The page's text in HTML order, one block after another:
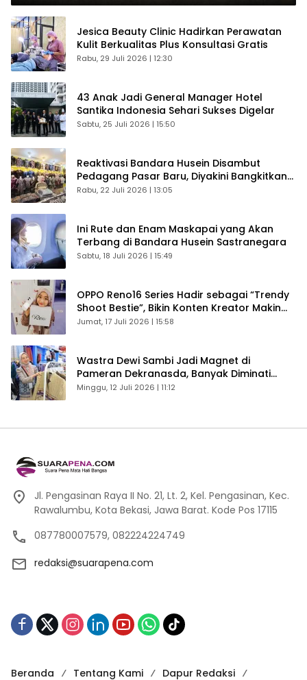
Jesica Beauty Clinic Hadirkan Perawatan
Kulit Berkualitas Plus Konsultasi Gratis
Rabu, 29 Juli 2026 | 12:30
43 Anak Jadi General Manager Hotel
Santika Indonesia Sehari Sukses Digelar
Sabtu, 25 Juli 2026 | 15:50
Reaktivasi Bandara Husein Disambut
Pedagang Pasar Baru, Diyakini Bangkitkan
Kembali Ekonomi Bandung
Rabu, 22 Juli 2026 | 13:05
Ini Rute dan Enam Maskapai yang Akan
Terbang di Bandara Husein Sastranegara
Sabtu, 18 Juli 2026 | 15:49
OPPO Reno16 Series Hadir sebagai “Trendy
Shoot Bestie”, Bikin Konten Kreator Makin
Betah
Jumat, 17 Juli 2026 | 15:58
Wastra Dewi Sambi Jadi Magnet di
Pameran Dekranasda, Banyak Diminati
Pengunjung
Minggu, 12 Juli 2026 | 11:12
Jl. Pengasinan Raya II No. 21, Lt. 2, Kel. Pengasinan, Kec.
Rawalumbu, Kota Bekasi, Jawa Barat. Kode Pos 17115
087780007579, 082224224749
redaksi@suarapena.com
Beranda Tentang Kami Dapur Redaksi